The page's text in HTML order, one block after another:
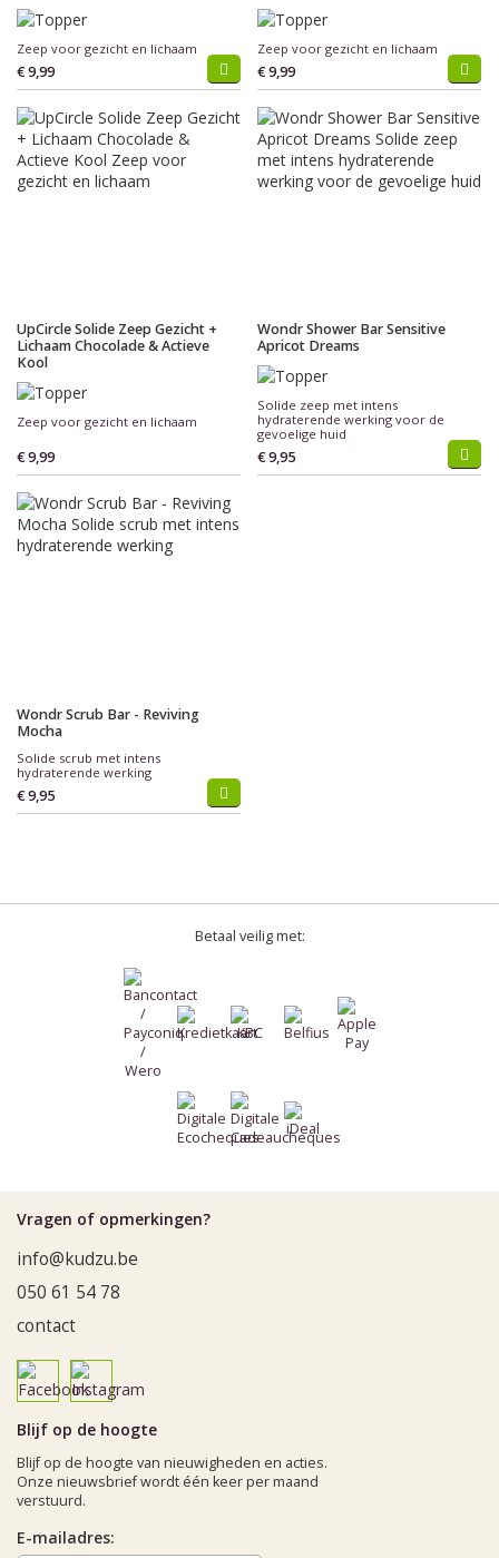
Zeep voor gezicht en lichaam
€ 9,99
Zeep voor gezicht en lichaam
€ 9,99
UpCircle Solide Zeep Gezicht +
Lichaam Chocolade & Actieve
Kool
Zeep voor gezicht en lichaam
€ 9,99
Wondr Shower Bar Sensitive
Apricot Dreams
Solide zeep met intens
hydraterende werking voor de
gevoelige huid
€ 9,95
Wondr Scrub Bar - Reviving
Mocha
Solide scrub met intens
hydraterende werking
€ 9,95
Betaal veilig met:
Vragen of opmerkingen?
info@kudzu.be
050 61 54 78
contact
Blijf op de hoogte
Blijf op de hoogte van nieuwigheden en acties.
Onze nieuwsbrief wordt één keer per maand
verstuurd.
E-mailadres: